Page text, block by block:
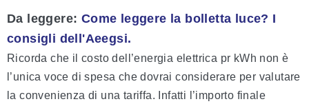
Da leggere: Come leggere la bolletta luce? I
consigli dell'Aeegsi.
Ricorda che il costo dell’energia elettrica pr kWh non è
l’unica voce di spesa che dovrai considerare per valutare
la convenienza di una tariffa. Infatti l’importo finale